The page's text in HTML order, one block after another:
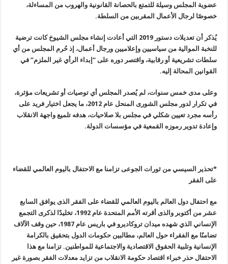
عضوية المجلس وسيلة للتمتع بالحصانة القانونية والهروب من المساءلة،
خصوصًا لرجال الأعمال المقربين من السلطة.
يُذكر أن تعديلات دستور 2019 التي أعادت إنشاء مجلس الشيوخ كانت ترضية
للنخبة الموالية من سياسيين وإعلاميين ورجال أعمال، إذ حُرم المجلس من أي
سلطات تشريعية أو رقابية، واقتصر دوره على “إبداء الرأي غير الملزم” في
القوانين المحالة إليه.
وعلى مدى خمس سنوات، لم يُصدر المجلس أي توصيات أو تشريعات مؤثرة،
في تكرار لدور مجلس الشورى المنحل عام 2012، ما يجعل اختيار فريد على
رأسه مجرد تعيين شكلي في مجلس بلا صلاحيات، هدفه تلميع واجهة الانقلاب
وإعادة تدوير رموزه القمعية في مؤسسات الدولة.
*تحذير السيسي من ثورات الجوعى تزامنا مع الاحتفال باليوم العالمي للقضاء
على الفقر
مع احتفال دول العالم باليوم العالمي للقضاء على الفقر الذى يوافق السابع
عشر من أكتوبر والذى أقرته الأمم المتحدة عام 1992، تخليدًا لذكرى التجمع
الإنساني الذي شهده ميدان تروكاديرو في باريس عام 1987، حين وقف الآلاف
تضامنًا مع الفقراء حول العالم، مطالبين حكومات الدول بتحقيق بالكرامة
الإنسانية وتلبية الحقوق الاقتصادية والاجتماعية للمواطنين. تزامنا مع هذا
الاحتفال حذر خبراء اقتصاد حكومة الانقلاب من تزايد معدلات الفقر بصورة غير